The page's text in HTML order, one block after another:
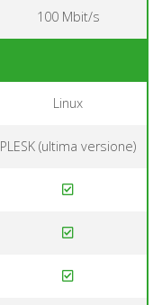
100 Mbit/s
Linux
PLESK (ultima versione)